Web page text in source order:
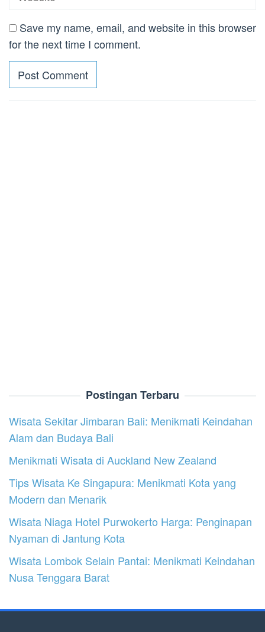
Save my name, email, and website in this browser
for the next time I comment.
Postingan Terbaru
Wisata Sekitar Jimbaran Bali: Menikmati Keindahan
Alam dan Budaya Bali
Menikmati Wisata di Auckland New Zealand
Tips Wisata Ke Singapura: Menikmati Kota yang
Modern dan Menarik
Wisata Niaga Hotel Purwokerto Harga: Penginapan
Nyaman di Jantung Kota
Wisata Lombok Selain Pantai: Menikmati Keindahan
Nusa Tenggara Barat